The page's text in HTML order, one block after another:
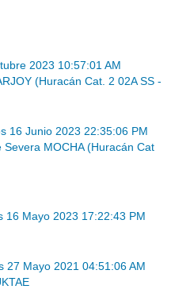
2023 10:57:01 AM
(Huracán Cat. 2 02A SS -
16 Junio 2023 22:35:06 PM
MOCHA (Huracán Cat
16 Mayo 2023 17:22:43 PM
27 Mayo 2021 04:51:06 AM